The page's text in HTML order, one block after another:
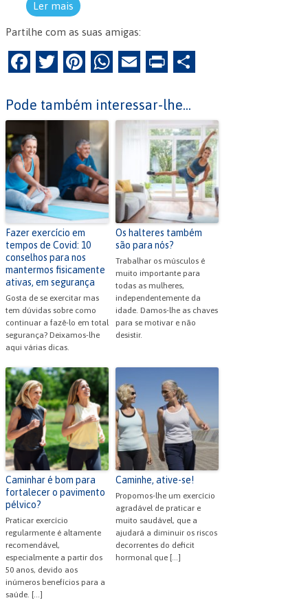
Ler mais
Partilhe com as suas amigas:
F
c
e
b
o
o
k
T
itt
er
Pi
er
es
t
W
at
s
p
E
ai
l
Pr
tF
ri
e
n
dl
y
h
ar
Pode também interessar-lhe...
Fazer exercício em
tempos de Covid: 10
conselhos para nos
mantermos fisicamente
ativas, em segurança
Gosta de se exercitar mas
tem dúvidas sobre como
continuar a fazê-lo em total
segurança? Deixamos-lhe
aqui várias dicas.
Os halteres também
são para nós?
Trabalhar os músculos é
muito importante para
todas as mulheres,
independentemente da
idade. Damos-lhe as chaves
para se motivar e não
desistir.
Caminhar é bom para
fortalecer o pavimento
pélvico?
Praticar exercício
regularmente é altamente
recomendável,
especialmente a partir dos
50 anos, devido aos
inúmeros benefícios para a
saúde. […]
Caminhe, ative-se!
Propomos-lhe um exercício
agradável de praticar e
muito saudável, que a
ajudará a diminuir os riscos
decorrentes do deficit
hormonal que […]